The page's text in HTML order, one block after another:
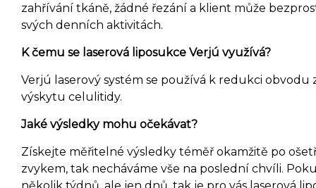
zahřívání tkáně, žádné řezání a klient může
svých denních aktivitách.
K čemu se laserová liposukce Verjú využívá?
Verjú laserový systém se používá k redukci obvodu
výskytu celulitidy.
Jaké výsledky mohu očekávat?
Získejte měřitelné výsledky téměř okamžitě po
zvykem, tak necháváme vše na poslední chvíli.
několik týdnů, ale jen dnů, tak je pro vás laserová